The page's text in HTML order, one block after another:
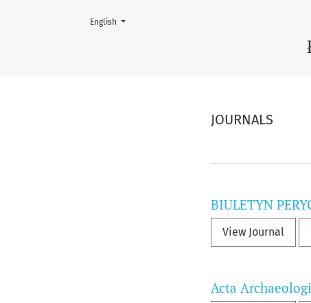
ŁÓDZKIE TOWARZYSTWO
Change the language. The current language is:
English
JOURNALS
BIULETYN
View Journal
Acta